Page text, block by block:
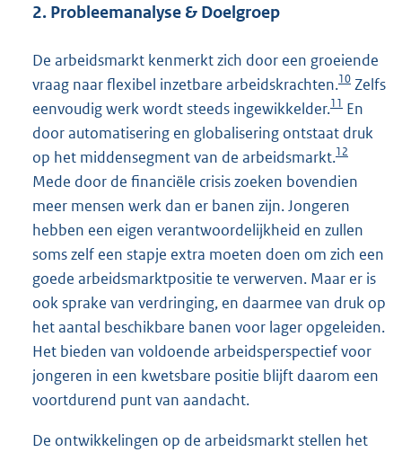
2. Probleemanalyse & Doelgroep
De arbeidsmarkt kenmerkt zich door een groeiende
vraag naar flexibel inzetbare arbeidskrachten.10 Zelfs
eenvoudig werk wordt steeds ingewikkelder.11 En
door automatisering en globalisering ontstaat druk
op het middensegment van de arbeidsmarkt.12
Mede door de financiële crisis zoeken bovendien
meer mensen werk dan er banen zijn. Jongeren
hebben een eigen verantwoordelijkheid en zullen
soms zelf een stapje extra moeten doen om zich een
goede arbeidsmarktpositie te verwerven. Maar er is
ook sprake van verdringing, en daarmee van druk op
het aantal beschikbare banen voor lager opgeleiden.
Het bieden van voldoende arbeidsperspectief voor
jongeren in een kwetsbare positie blijft daarom een
voortdurend punt van aandacht.
De ontwikkelingen op de arbeidsmarkt stellen het